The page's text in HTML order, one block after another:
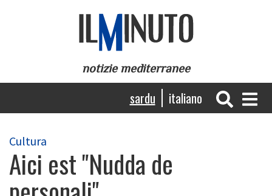
notizie mediterranee
Navigazione
principale
sardu italiano
Cultura
Aici est "Nudda de